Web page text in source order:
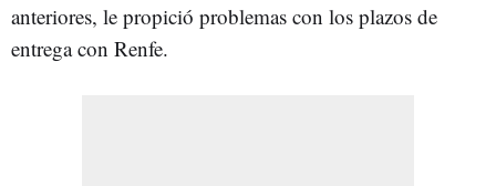
anteriores, le propició problemas con los plazos de
entrega con Renfe.